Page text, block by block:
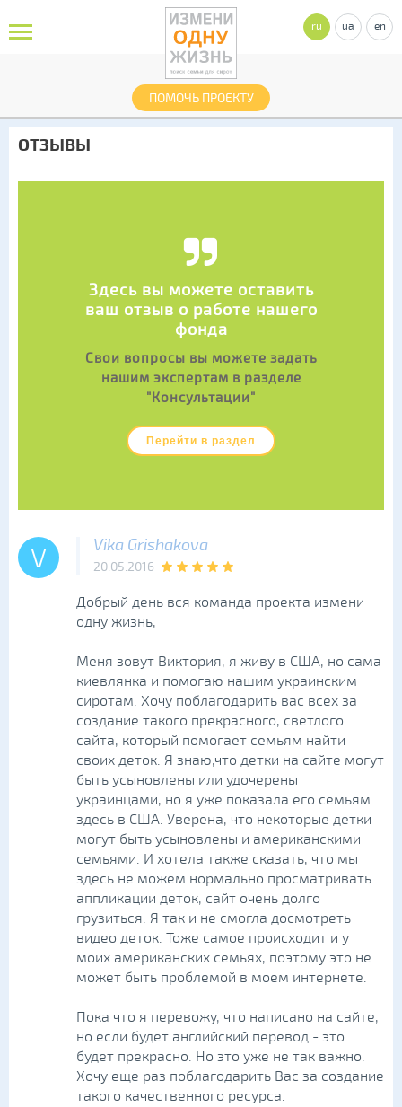
ПОМОЧЬ ПРОЕКТУ
ru ua en
ОТЗЫВЫ
Здесь вы можете оставить
ваш отзыв о работе нашего
фонда
Свои вопросы вы можете задать
нашим экспертам в разделе
"Консультации"
Перейти в раздел
V Vika Grishakova
20.05.2016
Добрый день вся команда проекта измени
одну жизнь,
Меня зовут Виктория, я живу в США, но сама
киевлянка и помогаю нашим украинским
сиротам. Хочу поблагодарить вас всех за
создание такого прекрасного, светлого
сайта, который помогает семьям найти
своих деток. Я знаю,что детки на сайте могут
быть усыновлены или удочерены
украинцами, но я уже показала его семьям
здесь в США. Уверена, что некоторые детки
могут быть усыновлены и американскими
семьями. И хотела также сказать, что мы
здесь не можем нормально просматривать
аппликации деток, сайт очень долго
грузиться. Я так и не смогла досмотреть
видео деток. Тоже самое происходит и у
моих американских семьях, поэтому это не
может быть проблемой в моем интернете.
Пока что я перевожу, что написано на сайте,
но если будет английский перевод - это
будет прекрасно. Но это уже не так важно.
Хочу еще раз поблагодарить Вас за создание
такого качественного ресурса.